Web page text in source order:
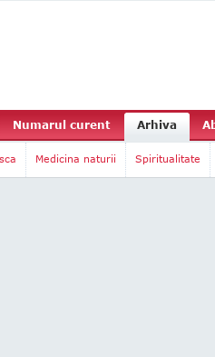
Numarul curent Arhiva
Medicina naturii Spiritualitate